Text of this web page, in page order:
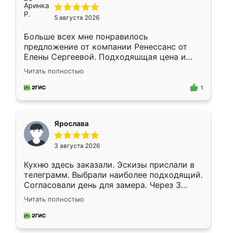
5 августа 2026
Больше всех мне понравилось
предложение от компании Ренессанс от
Елены Сергеевой. Подходяшщая цена и
короткие сроки изготовления. Приехавший
для замера сотрудник Владислав
предложил по моему эскизу самый
Читать полностью
1
Ярослава
3 августа 2026
Кухню здесь заказали. Эскизы прислали в
телеграмм. Выбрали наиболее подходящий.
Согласовали день для замера. Через 3
недели кухня была уже готова. Остались
довольны работой. Спасибо Ренессанс
мебель за качественную работу!
Читать полностью